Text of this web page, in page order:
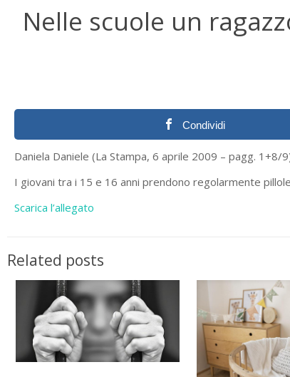
Nelle scuole un
Condividi
Daniela Daniele (La Stampa, 6 aprile 2009 – pagg. 1+8/
I giovani tra i 15 e 16 anni prendono regolarmente
Scarica l’allegato
Related posts